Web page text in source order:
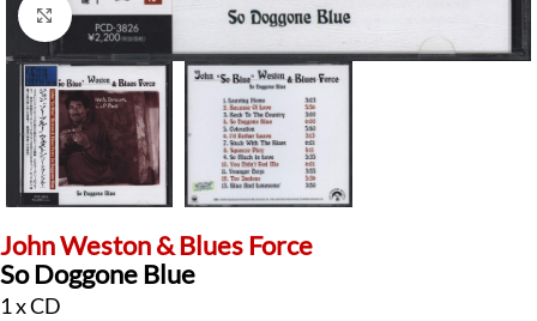
Klick zum Vergrößern
John Weston & Blues Force
So Doggone Blue
1 x CD